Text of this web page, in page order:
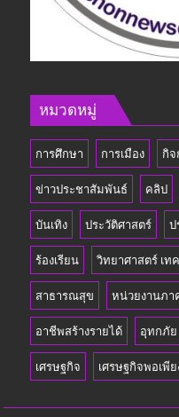
หมวดหมู่
การศึกษา การเมือง กิ
ข่าวประชาสัมพันธ์ คลิป
บันเทิง ประวัติศาสตร์
ร้องเรียน วิทยาศาสตร์ เท
สาธารณสุข หน่วยงานภา
อาชีพสร้างรายได้ อุทกภัย
เศรษฐกิจ เศรษฐกิจพอเพีย